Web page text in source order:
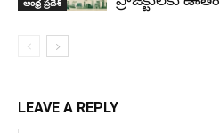
ఆంధ్ర ప్రదేశ్
LEAVE A REPLY